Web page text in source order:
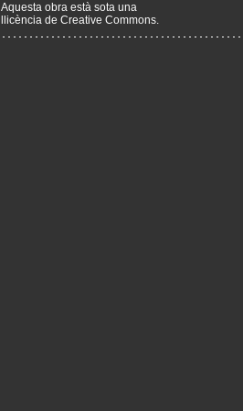
Aquesta obra està sota una
llicència de Creative Commons.